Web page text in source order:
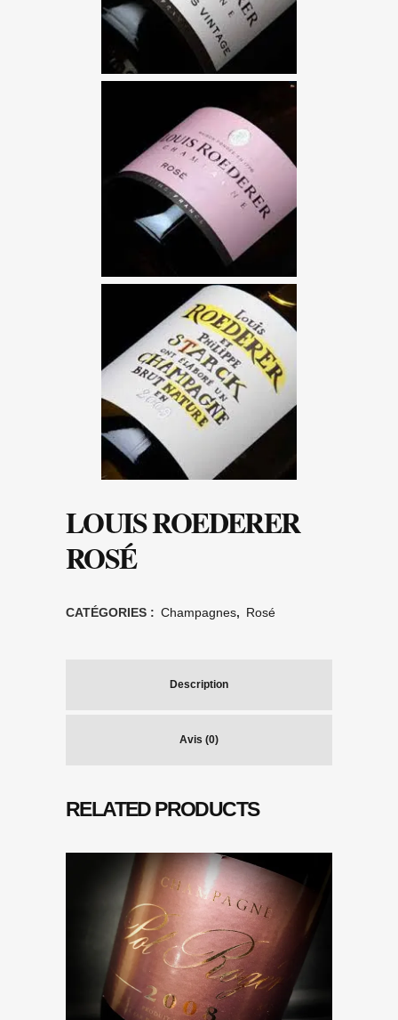
LOUIS ROEDERER
ROSÉ
CATÉGORIES : Champagnes, Rosé
Description
Avis (0)
RELATED PRODUCTS